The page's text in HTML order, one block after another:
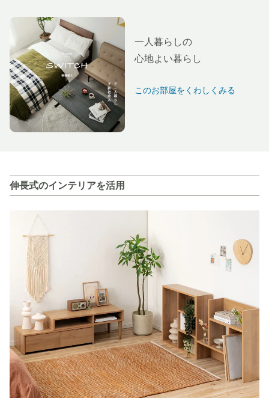
一人暮らしの
心地よい暮らし
このお部屋をくわしくみる
伸長式のインテリアを活用